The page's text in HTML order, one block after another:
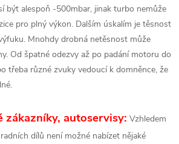
být alespoň -500mbar, jinak turbo nemůže
pro plný výkon. Dalším úskalím je těsnost
Mnohdy drobná netěsnost může
Od špatné odezvy až po padání motoru do
třeba různé zvuky vedoucí k domněnce, že
zákazníky, autoservisy: Vzhledem
dílů není možné nabízet nějaké